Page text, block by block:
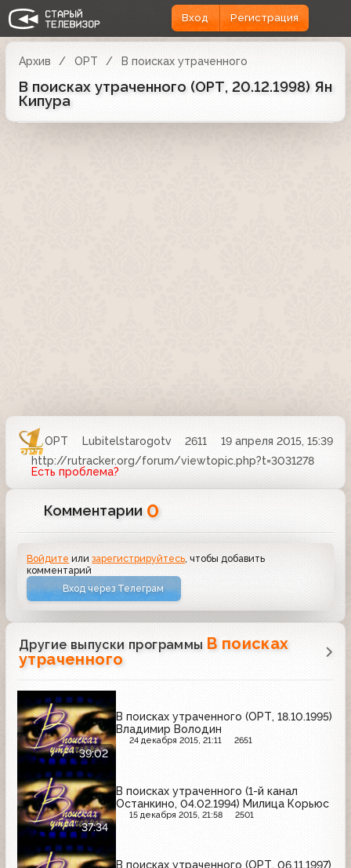
Вход Регистрация
Архив ОРТ В поисках утраченного
В поисках утраченного (ОРТ, 20.12.1998) Ян
Кипура
ОРТ Lubitelstarogotv 2611
19 апреля 2015, 15:39
http://rutracker.org/forum/viewtopic.php?t=3031278
Есть проблема?
Комментарии 0
Войдите илизарегистрируйтесь , чтобы добавить
комментарий
Вход через Телеграм
Другие выпуски программы В поисках
утраченного
39:02
В поисках утраченного (ОРТ, 18.10.1995)
Владимир Володин
24 декабря 2015, 21:11 2651
37:34
В поисках утраченного (1-й канал
Останкино, 04.02.1994) Милица Корьюс
15 декабря 2015, 21:58 2501
В поисках утраченного (ОРТ, 06.11.1997)